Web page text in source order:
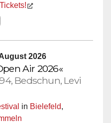
Tickets!
2026
Air 2026«
Bedschun, Levi
in Bielefeld,